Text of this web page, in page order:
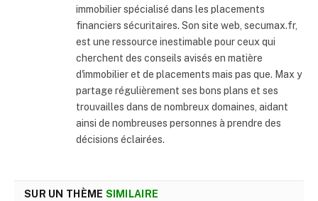
immobilier spécialisé dans les placements
financiers sécuritaires. Son site web, secumax.fr,
est une ressource inestimable pour ceux qui
cherchent des conseils avisés en matière
d'immobilier et de placements mais pas que. Max y
partage régulièrement ses bons plans et ses
trouvailles dans de nombreux domaines, aidant
ainsi de nombreuses personnes à prendre des
décisions éclairées.
SUR UN THÈME SIMILAIRE